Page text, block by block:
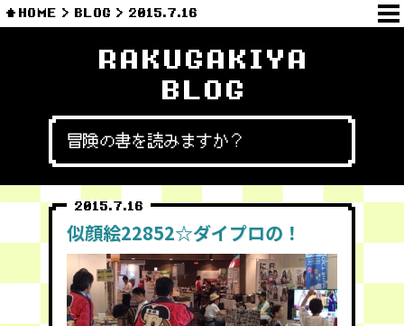
HOME BLOG 2015.7.16
RAKUGAKIYA
BLOG
冒険の書を読みますか？
2015.7.16
似顔絵22852☆ダイプロの！